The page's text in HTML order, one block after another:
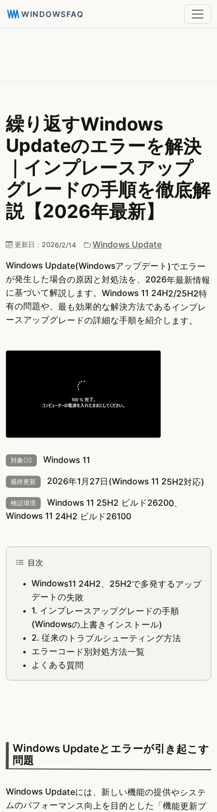
WINDOWSFAQ
繰り返すWindows
Updateのエラーを解決
｜インプレースアップ
グレードの手順を徹底解
説【2026年最新】
更新日： 2026/2/14 Windows Update
Windows Update(Windowsアップデート)でエラー
が発生した場合の原因と対処法を、2026年最新情報
に基づいて解説します。Windows 11 24H2/25H2特
有の問題や、最も効果的な解決方法であるインプレ
ースアップグレードの詳細な手順を紹介します。
対象OS Windows 11
最終更新 2026年1月27日(Windows 11 25H2対応)
検証環境 Windows 11 25H2 ビルド26200、
Windows 11 24H2 ビルド26100
目次
Windows11 24H2、25H2で多発するアップ
デートの失敗
1. インプレースアップグレードの手順
(Windowsの上書きインストール)
2. 従来のトラブルシューティング方法
エラーコード別対処方法一覧
よくある質問
Windows Updateとエラーが引き起こす
問題
Windows Updateには、新しい機能の提供やシステ
ムのパフォーマンス向上を目的とした「機能更新プ